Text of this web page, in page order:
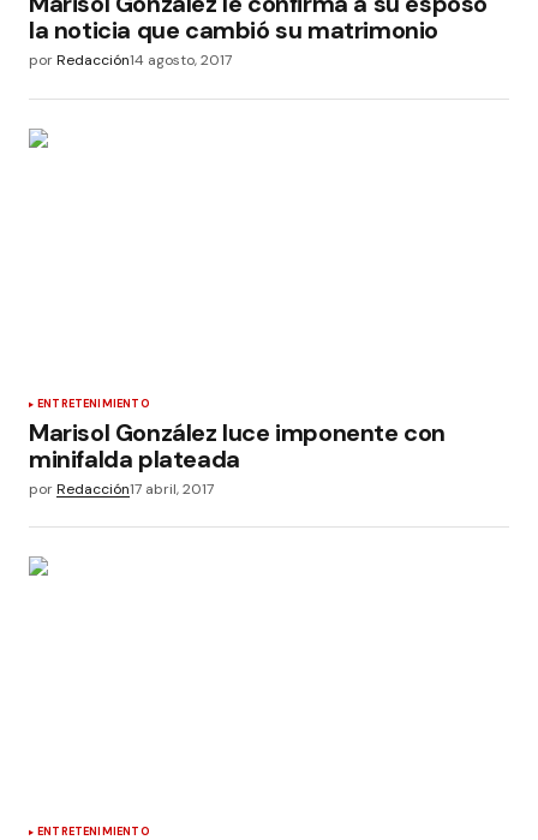
la noticia que cambió su matrimonio
porRedacción14 agosto, 2017
ENTRETENIMIENTO
Marisol González luce imponente con
minifalda plateada
porRedacción17 abril, 2017
ENTRETENIMIENTO